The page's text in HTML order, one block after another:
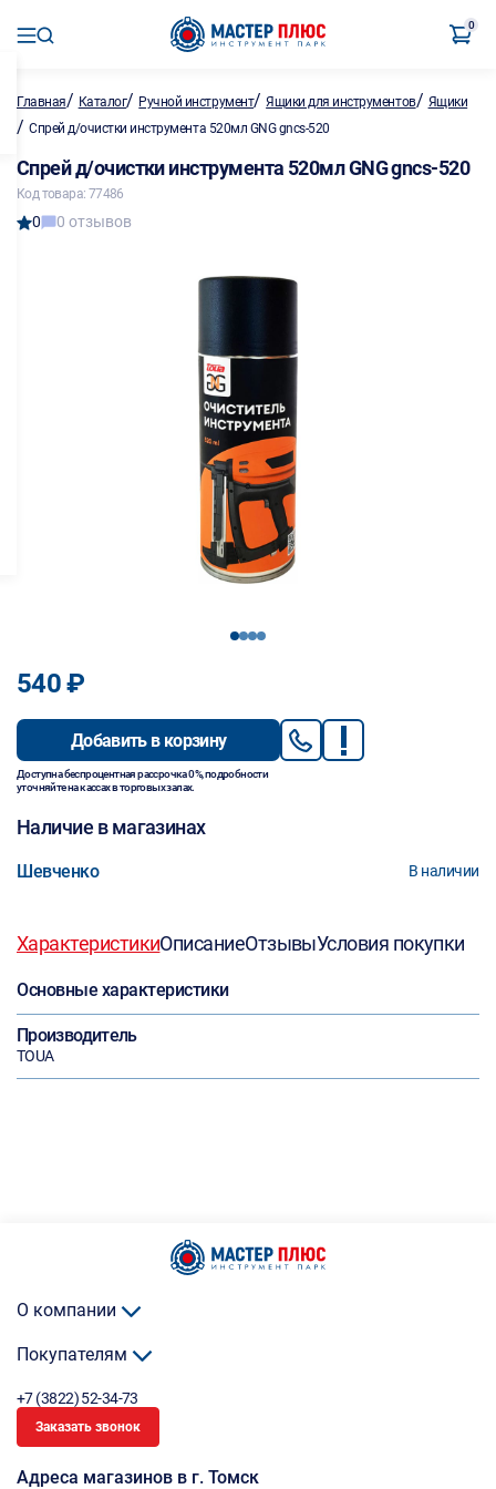
0
Главная/ Каталог/ Ручной инструмент/Ящики для инструментов/ Ящики
/ Спрей д/очистки инструмента 520мл GNG gncs-520
Спрей д/очистки инструмента 520мл GNG gncs-520
Код товара: 77486
0 0 отзывов
1234
540 ₽
Добавить в корзину
Доступна беспроцентная рассрочка 0%, подробности
уточняйте на кассах в торговых залах.
Наличие в магазинах
Шевченко В наличии
ХарактеристикиОписаниеОтзывыУсловия покупки
Основные характеристики
Производитель
TOUA
О компании
Покупателям
+7 (3822) 52-34-73
Заказать звонок
Адреса магазинов в г. Томск